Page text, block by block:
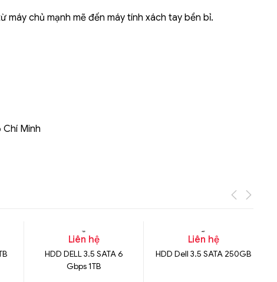
máy chủ mạnh mẽ đến máy tính xách tay bền bỉ.
Chí Minh
Liên hệ
HDD DELL 3.5 SATA 6
Gbps 1TB
Liên hệ
HDD Dell 3.5 SATA 250GB